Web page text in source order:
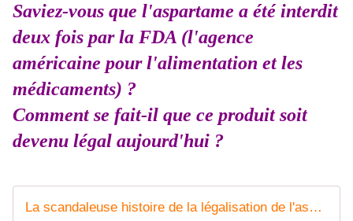
Saviez-vous que l'aspartame a été interdit
deux fois par la FDA (l'agence
américaine pour l'alimentation et les
médicaments) ?
Comment se fait-il que ce produit soit
devenu légal aujourd'hui ?
La scandaleuse histoire de la légalisation de l'aspartame - MOINS de BIENS PLUS de LIENS